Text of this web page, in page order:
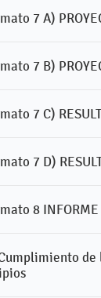
7 A)
7 B)
7 C)
7 D)
8 INFORME